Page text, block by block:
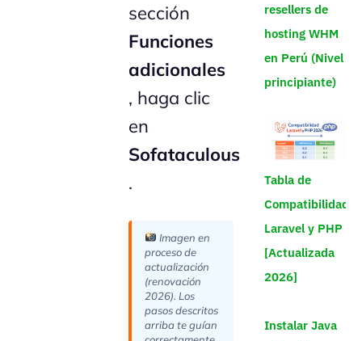
sección
Funciones
adicionales
, haga clic
en
Sofataculous
.
Imagen en
proceso de
actualización
(renovación
2026). Los
pasos descritos
arriba te guían
resellers de
hosting WHM
en Perú (Nivel
principiante)
Tabla de
Compatibilidad
Laravel y PHP
[Actualizada
2026]
Instalar Java